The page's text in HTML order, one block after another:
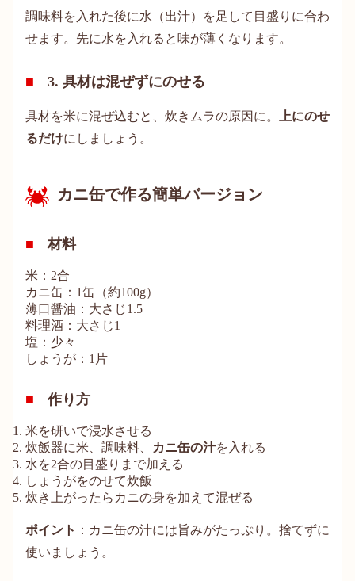
調味料を入れた後に水（出汁）を足して目盛りに合わ
せます。先に水を入れると味が薄くなります。
3. 具材は混ぜずにのせる
具材を米に混ぜ込むと、炊きムラの原因に。
上にのせ
るだけにしましょう。
カニ缶で作る簡単バージョン
材料
米：2合
カニ缶：1缶（約100g）
薄口醤油：大さじ1.5
料理酒：大さじ1
塩：少々
しょうが：1片
作り方
米を研いで浸水させる
炊飯器に米、調味料、
カニ缶の汁を入れる
水を2合の目盛りまで加える
しょうがをのせて炊飯
炊き上がったらカニの身を加えて混ぜる
ポイント ：カニ缶の汁には旨みがたっぷり。捨てずに
使いましょう。